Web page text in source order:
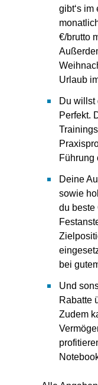
gibt‘s im
€/brutto
Urlaub
Du willst
Perfekt.
Führung
Deine
sowie
du beste
bei
Und
Rabatte
Zudem